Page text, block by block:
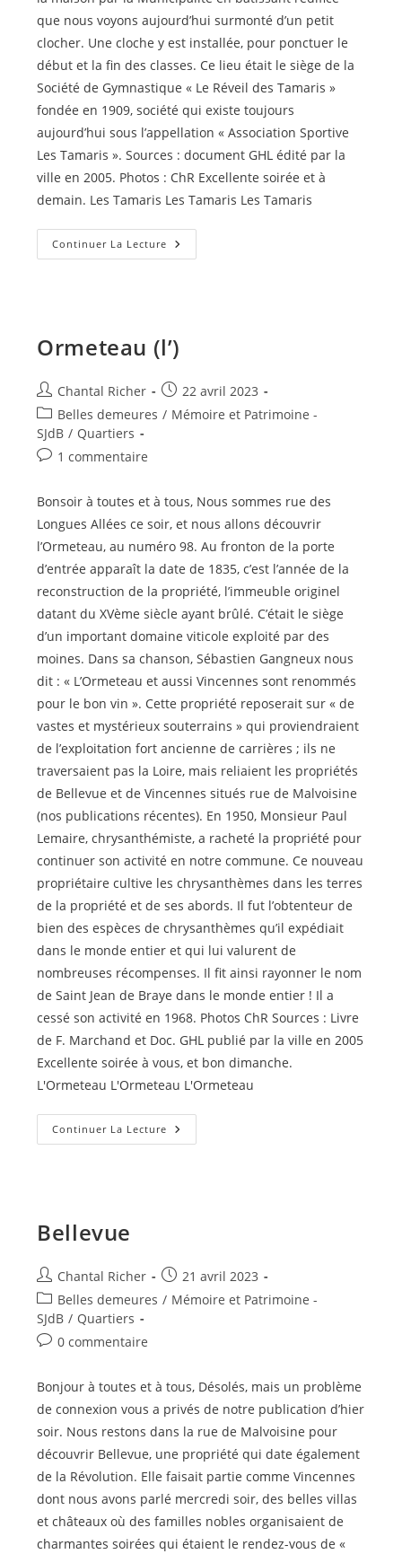
que nous voyons aujourd’hui surmonté d’un petit
clocher. Une cloche y est installée, pour ponctuer le
début et la fin des classes. Ce lieu était le siège de la
Société de Gymnastique « Le Réveil des Tamaris »
fondée en 1909, société qui existe toujours
aujourd’hui sous l’appellation « Association Sportive
Les Tamaris ». Sources : document GHL édité par la
ville en 2005. Photos : ChR Excellente soirée et à
demain. Les Tamaris Les Tamaris Les Tamaris
Continuer La Lecture Les
Tamaris
Ormeteau (l’)
Auteur/autrice
de
la
publication :
Chantal Richer
Publication
publiée :
22 avril 2023
Post
category:
Belles demeures / Mémoire et Patrimoine -
SJdB / Quartiers
Commentaires
la
1 commentaire
Bonsoir à toutes et à tous, Nous sommes rue des
Longues Allées ce soir, et nous allons découvrir
l’Ormeteau, au numéro 98. Au fronton de la porte
d’entrée apparaît la date de 1835, c’est l’année de la
reconstruction de la propriété, l’immeuble originel
datant du XVème siècle ayant brûlé. C’était le siège
d’un important domaine viticole exploité par des
moines. Dans sa chanson, Sébastien Gangneux nous
dit : « L’Ormeteau et aussi Vincennes sont renommés
pour le bon vin ». Cette propriété reposerait sur « de
vastes et mystérieux souterrains » qui proviendraient
de l’exploitation fort ancienne de carrières ; ils ne
traversaient pas la Loire, mais reliaient les propriétés
de Bellevue et de Vincennes situés rue de Malvoisine
(nos publications récentes). En 1950, Monsieur Paul
Lemaire, chrysanthémiste, a racheté la propriété pour
continuer son activité en notre commune. Ce nouveau
propriétaire cultive les chrysanthèmes dans les terres
de la propriété et de ses abords. Il fut l’obtenteur de
bien des espèces de chrysanthèmes qu’il expédiait
dans le monde entier et qui lui valurent de
nombreuses récompenses. Il fit ainsi rayonner le nom
de Saint Jean de Braye dans le monde entier ! Il a
cessé son activité en 1968. Photos ChR Sources : Livre
de F. Marchand et Doc. GHL publié par la ville en 2005
Excellente soirée à vous, et bon dimanche.
L'Ormeteau L'Ormeteau L'Ormeteau
Continuer La Lecture Ormeteau
(l’)
Bellevue
Auteur/autrice
de
la
publication :
Chantal Richer
Publication
publiée :
21 avril 2023
Post
category:
Belles demeures / Mémoire et Patrimoine -
SJdB / Quartiers
Commentaires
la
publication :
0 commentaire
Bonjour à toutes et à tous, Désolés, mais un problème
de connexion vous a privés de notre publication d’hier
soir. Nous restons dans la rue de Malvoisine pour
découvrir Bellevue, une propriété qui date également
de la Révolution. Elle faisait partie comme Vincennes
dont nous avons parlé mercredi soir, des belles villas
et châteaux où des familles nobles organisaient de
charmantes soirées qui étaient le rendez-vous de «